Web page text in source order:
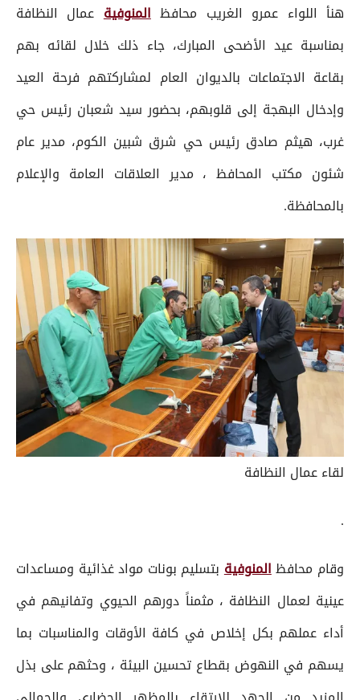
هنأ اللواء عمرو الغريب محافظالمنوفيةعمال النظافة
بمناسبة عيد الأضحى المبارك، جاء ذلك خلال لقائه بهم
بقاعة الاجتماعات بالديوان العام لمشاركتهم فرحة العيد
وإدخال البهجة إلى قلوبهم، بحضور سيد شعبان رئيس حي
غرب، هيثم صادق رئيس حي شرق شبين الكوم، مدير عام
شئون مكتب المحافظ ، مدير العلاقات العامة والإعلام
بالمحافظة.
لقاء عمال النظافة
.
وقام محافظالمنوفيةبتسليم بونات مواد غذائية ومساعدات
عينية لعمال النظافة ، مثمناً دورهم الحيوي وتفانيهم في
أداء عملهم بكل إخلاص في كافة الأوقات والمناسبات بما
يسهم في النهوض بقطاع تحسين البيئة ، وحثهم على بذل